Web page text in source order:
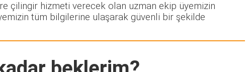
çilingir hizmeti verecek olan uzman ekip üyemizin
tüm bilgilerine ulaşarak güvenli bir şekilde